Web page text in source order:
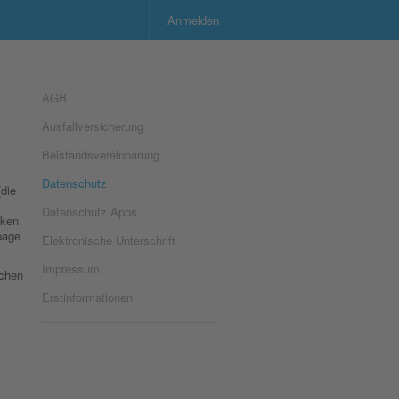
Anmelden
AGB
Ausfallversicherung
Beistandsvereinbarung
Datenschutz
Datenschutz Apps
Elektronische Unterschrift
Impressum
Erstinformationen